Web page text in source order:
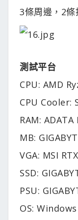
3條周邊，2
測試平台
CPU: AMD
CPU Cooler:
RAM: ADATA
MB:
VGA: MSI
SSD:
PSU:
OS: Windows